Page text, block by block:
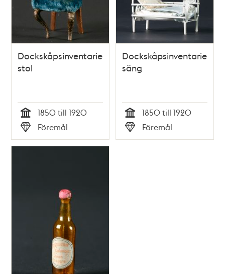
Dockskåpsinventarie;
stol
Tid
1850 till 1920
Typ
Föremål
Dockskåpsinventarie;
säng
Tid
1850 till 1920
Typ
Föremål